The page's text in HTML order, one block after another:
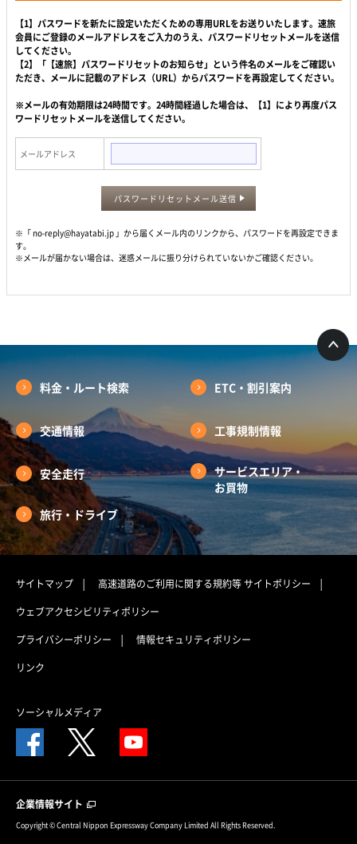
【1】パスワードを新たに設定いただくための専用URLをお送りいたします。速旅
会員にご登録のメールアドレスをご入力のうえ、パスワードリセットメールを送信
してください。
【2】「【速旅】パスワードリセットのお知らせ」という件名のメールをご確認い
ただき、メールに記載のアドレス（URL）からパスワードを再設定してください。
※メールの有効期限は24時間です。24時間経過した場合は、【1】により再度パス
ワードリセットメールを送信してください。
メールアドレス
パスワードリセットメール送信
※「 no-reply@hayatabi.jp 」から届くメール内のリンクから、パスワードを再設定できま
す。
※メールが届かない場合は、迷惑メールに振り分けられていないかご確認ください。
料金・ルート検索 ETC・割引案内
交通情報 工事規制情報
安全走行
サービスエリア・
お買物
旅行・ドライブ
サイトマップ 高速道路のご利用に関する規約等サイトポリシー
ウェブアクセシビリティポリシー
プライバシーポリシー
情報セキュリティポリシー
リンク
ソーシャルメディア
企業情報サイト
Copyright © Central Nippon Expressway Company Limited All Rights Reserved.